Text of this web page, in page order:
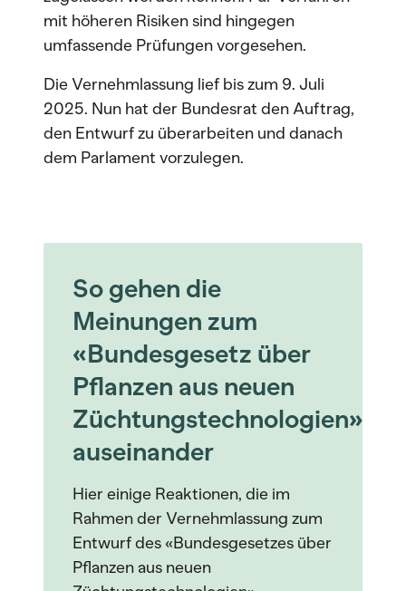
mit höheren Risiken sind hingegen
umfassende Prüfungen vorgesehen.
Die Vernehmlassung lief bis zum 9. Juli
2025. Nun hat der Bundesrat den Auftrag,
den Entwurf zu überarbeiten und danach
dem Parlament vorzulegen.
So gehen die
Meinungen zum
«Bundesgesetz über
Pflanzen aus neuen
Züchtungstechnologien»
auseinander
Hier einige Reaktionen, die im
Rahmen der Vernehmlassung zum
Entwurf des «Bundesgesetzes über
Pflanzen aus neuen